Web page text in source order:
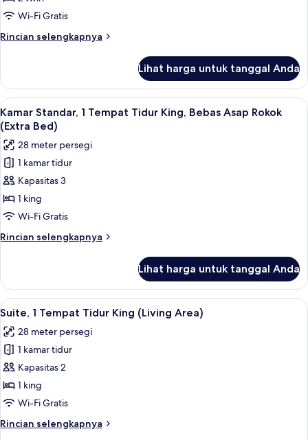
Rokok
Tempat
Twin,
Boleh
Merokok
Wi-Fi Gratis
Rincian selengkapnya
Rincian
Kamar,
Tempat
Tidur
Twin,
akses
difabel,
Boleh
Merokok
Lihat harga untuk tanggal Anda
Lihat
semua
foto
untuk
Kamar
Standar,
1
Tempat
Tidur
King,
Asap
Rokok
(Extra
Bed)
Seprai premium, selimut bulu
3
Kamar Standar, 1 Tempat Tidur King, Bebas Asap Rokok
(Extra Bed)
28 meter persegi
1 kamar tidur
Kapasitas 3
1 king
Wi-Fi Gratis
Rincian selengkapnya
Rincian
Kamar
Standar,
1
Tidur
King,
Asap
Rokok
(Extra
Bed)
Lihat harga untuk tanggal Anda
Lihat
semua
foto
untuk
Suite,
1
Tempat
King
Seprai premium, selimut bulu
2
Suite, 1 Tempat Tidur King (Living Area)
28 meter persegi
1 kamar tidur
Kapasitas 2
1 king
Wi-Fi Gratis
Rincian selengkapnya
Rincian